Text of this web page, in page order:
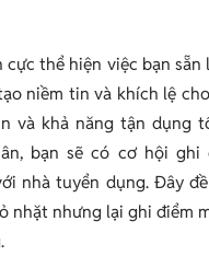
cực thể hiện việc bạn sẵn
niềm tin và khích lệ
và khả năng tận dụng
bạn sẽ có cơ hội ghi
nhà tuyển dụng. Đây
nhặt nhưng lại ghi điểm